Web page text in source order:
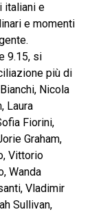
italiani e
e momenti
9.15, si
più di
Nicola
Laura
Fiorini,
Graham,
Vittorio
Wanda
Vladimir
Sullivan,